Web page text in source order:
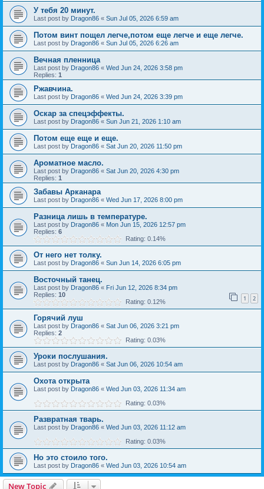
У тебя 20 минут.
Last post by Dragon86 « Sun Jul 05, 2026 6:59 am
Потом винт пощел легче,потом еще легче и еще легче.
Last post by Dragon86 « Sun Jul 05, 2026 6:26 am
Вечная пленница
Last post by Dragon86 « Wed Jun 24, 2026 3:58 pm
Replies: 1
Ржавчина.
Last post by Dragon86 « Wed Jun 24, 2026 3:39 pm
Оскар за спецэффекты.
Last post by Dragon86 « Sun Jun 21, 2026 1:10 am
Потом еще еще и еще.
Last post by Dragon86 « Sat Jun 20, 2026 11:50 pm
Ароматное масло.
Last post by Dragon86 « Sat Jun 20, 2026 4:30 pm
Replies: 1
Забавы Арканара
Last post by Dragon86 « Wed Jun 17, 2026 8:00 pm
Разница лишь в температуре.
Last post by Dragon86 « Mon Jun 15, 2026 12:57 pm
Replies: 6
Rating: 0.14%
От него нет толку.
Last post by Dragon86 « Sun Jun 14, 2026 6:05 pm
Восточный танец.
Last post by Dragon86 « Fri Jun 12, 2026 8:34 pm
Replies: 10 1 2
Rating: 0.12%
Горячий луш
Last post by Dragon86 « Sat Jun 06, 2026 3:21 pm
Replies: 2
Rating: 0.03%
Уроки послушания.
Last post by Dragon86 « Sat Jun 06, 2026 10:54 am
Охота открыта
Last post by Dragon86 « Wed Jun 03, 2026 11:34 am
Rating: 0.03%
Развратная тварь.
Last post by Dragon86 « Wed Jun 03, 2026 11:12 am
Rating: 0.03%
Но это стоило того.
Last post by Dragon86 « Wed Jun 03, 2026 10:54 am
New Topic